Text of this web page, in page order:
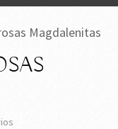
Magdalenitas